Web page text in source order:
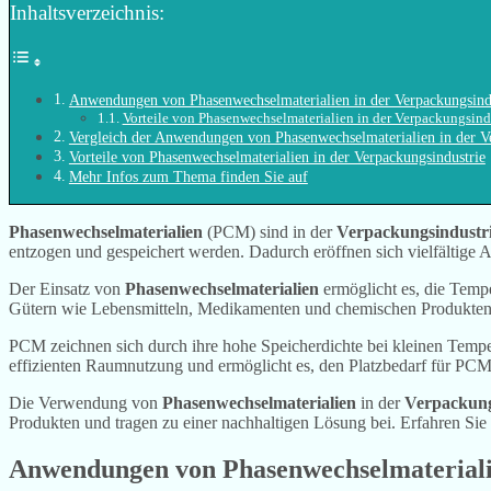
Inhaltsverzeichnis:
Anwendungen von Phasenwechselmaterialien in der
Vorteile von Phasenwechselmaterialien in der
Vergleich der Anwendungen von Phasenwechselmaterialien in der
Vorteile von Phasenwechselmaterialien in der Verpackungsindustrie
Mehr Infos zum Thema finden Sie auf
Phasenwechselmaterialien (PCM) sind in der
entzogen und gespeichert werden. Dadurch eröffnen sich vielfältige
Der Einsatz von Phasenwechselmaterialien ermöglicht es, die
Gütern wie Lebensmitteln, Medikamenten und chemischen
PCM zeichnen sich durch ihre hohe Speicherdichte bei kleinen
effizienten Raumnutzung und ermöglicht es, den Platzbedarf für
Die Verwendung von Phasenwechselmaterialien in der
Produkten und tragen zu einer nachhaltigen Lösung bei. Erfahren
Anwendungen von